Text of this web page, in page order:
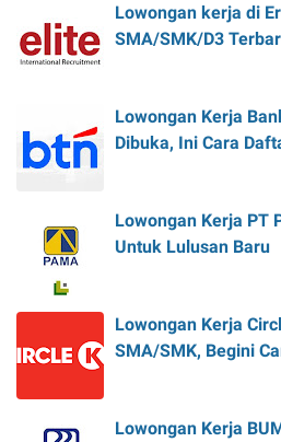
Lowongan kerja di
SMA/SMK/D3
Lowongan Kerja
Dibuka, Ini Cara
Lowongan Kerja PT
Untuk Lulusan Baru
Lowongan Kerja
SMA/SMK, Begini
Lowongan Kerja